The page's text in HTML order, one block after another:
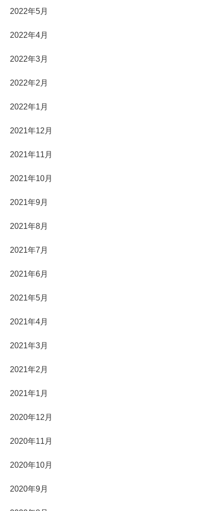
2022年5月
2022年4月
2022年3月
2022年2月
2022年1月
2021年12月
2021年11月
2021年10月
2021年9月
2021年8月
2021年7月
2021年6月
2021年5月
2021年4月
2021年3月
2021年2月
2021年1月
2020年12月
2020年11月
2020年10月
2020年9月